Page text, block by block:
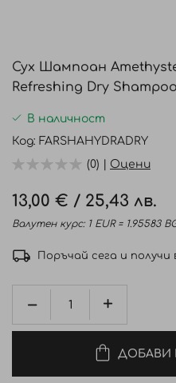
началото
на
галерия
със
Сух Шампоан
Refreshing Dry Shampoo
В наличност
Код FARSHAHYDRADRY
(0) | Оцени
13,00 € / 25,43 лв.
Валутен курс: 1 EUR = 1.95583
Поръчай сега и
ДОБАВИ